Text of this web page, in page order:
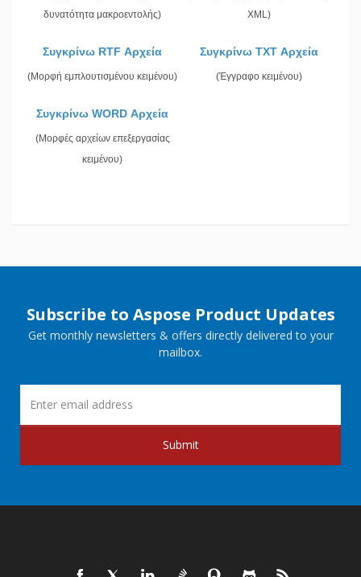
δυνατότητα μακροεντολής)
XML)
Συγκρίνω RTF Αρχεία
(Μορφή εμπλουτισμένου κειμένου)
Συγκρίνω TXT Αρχεία
(Έγγραφο κειμένου)
Συγκρίνω WORD Αρχεία
(Μορφές αρχείων επεξεργασίας
κειμένου)
Subscribe to Aspose Product Updates
Get monthly newsletters & offers directly delivered to your
mailbox.
Submit